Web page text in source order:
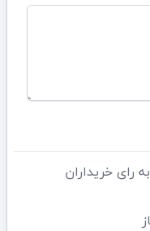
رای خریداران